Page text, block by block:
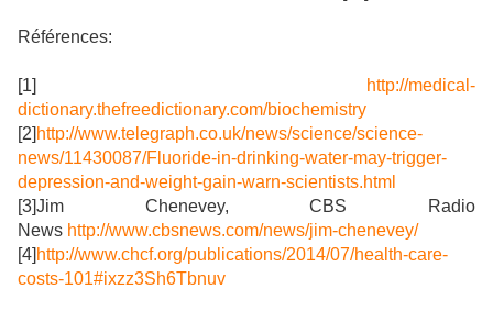
Références:
[1]
http://medical-
dictionary.thefreedictionary.com/biochemistry
[2] http://www.telegraph.co.uk/news/science/science-
news/11430087/Fluoride-in-drinking-water-may-trigger-
depression-and-weight-gain-warn-scientists.html
[3]Jim Chenevey, CBS Radio
News http://www.cbsnews.com/news/jim-chenevey/
[4] http://www.chcf.org/publications/2014/07/health-care-
costs-101#ixzz3Sh6Tbnuv